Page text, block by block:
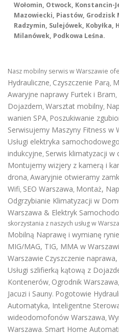
Wołomin, Otwock, Konstancin-
Mazowiecki, Piastów, Grodzisk
Radzymin, Sulejówek, Kobyłka,
Milanówek, Podkowa Leśna.
Nasz mobilny serwis w Warszawie
Hydrauliczne, Czyszczenie Parą,
Awaryjne naprawy Furtek i Bram,
Dojazdem, Warsztat mobilny,
wanien SPA, Poszukiwanie
Serwisujemy Maszyny Fitness w
Usługi elektryka
indukcyjne, Serwis klimatyzacji w
Montujemy wizjery z kamerą i
drona, Awaryjnie otwieramy
Wifi, SEO Warszawa, Montaż,
Odgrzybianie Klimatyzacji w
Warszawa & Elektryk
skorzystania z naszych usług w
Mobilną Naprawę i wymianę
MIG/MAG, TIG, MMA w
Warszawie Czyszczenie
Usługi szlifierką kątową z
Kontenerów, Ogrodnik Warszawa,
Jacuzi i Sauny. Pogotowie
Automatyka, Inteligentne
wideodomofonów Warszawa,
Warszawa. Smart Home